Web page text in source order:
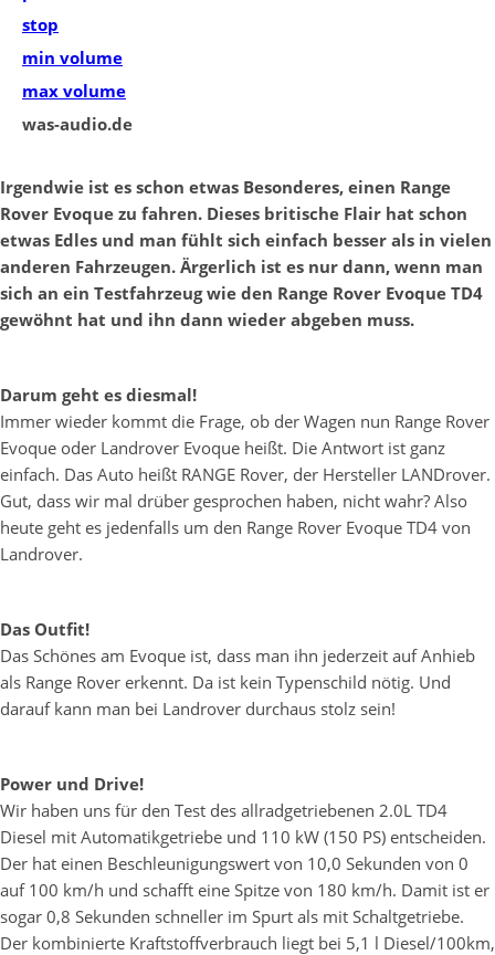
stop
min volume
max volume
was-audio.de
Irgendwie ist es schon etwas Besonderes, einen Range
Rover Evoque zu fahren. Dieses britische Flair hat schon
etwas Edles und man fühlt sich einfach besser als in vielen
anderen Fahrzeugen. Ärgerlich ist es nur dann, wenn man
sich an ein Testfahrzeug wie den Range Rover Evoque TD4
gewöhnt hat und ihn dann wieder abgeben muss.
Darum geht es diesmal!
Immer wieder kommt die Frage, ob der Wagen nun Range Rover
Evoque oder Landrover Evoque heißt. Die Antwort ist ganz
einfach. Das Auto heißt RANGE Rover, der Hersteller LANDrover.
Gut, dass wir mal drüber gesprochen haben, nicht wahr? Also
heute geht es jedenfalls um den Range Rover Evoque TD4 von
Landrover.
Das Outfit!
Das Schönes am Evoque ist, dass man ihn jederzeit auf Anhieb
als Range Rover erkennt. Da ist kein Typenschild nötig. Und
darauf kann man bei Landrover durchaus stolz sein!
Power und Drive!
Wir haben uns für den Test des allradgetriebenen 2.0L TD4
Diesel mit Automatikgetriebe und 110 kW (150 PS) entscheiden.
Der hat einen Beschleunigungswert von 10,0 Sekunden von 0
auf 100 km/h und schafft eine Spitze von 180 km/h. Damit ist er
sogar 0,8 Sekunden schneller im Spurt als mit Schaltgetriebe.
Der kombinierte Kraftstoffverbrauch liegt bei 5,1 l Diesel/100km,